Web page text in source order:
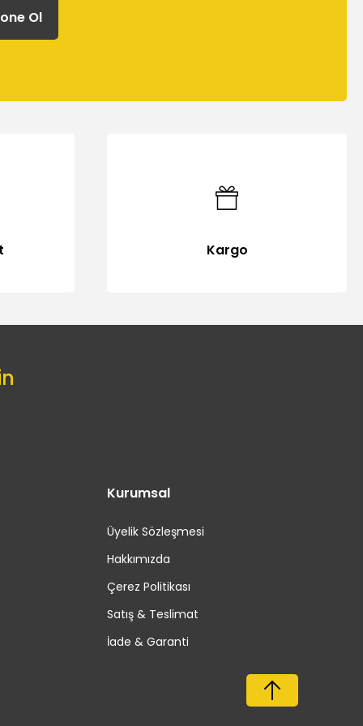
Ol
Kargo
Kurumsal
Üyelik Sözleşmesi
Hakkımızda
Çerez Politikası
Satış & Teslimat
İade & Garanti